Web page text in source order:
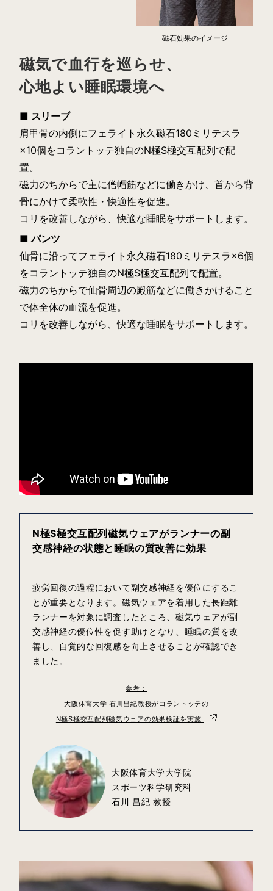
ショッピングカートを見る
磁石効果のイメージ
磁気で血行を巡らせ、
心地よい睡眠環境へ
■ スリーブ
肩甲骨の内側にフェライト永久磁石180ミリテスラ
×10個をコラントッテ独自のN極S極交互配列で配
置。
磁力のちからで主に僧帽筋などに働きかけ、首から背
骨にかけて柔軟性・快適性を促進。
コリを改善しながら、快適な睡眠をサポートします。
■ パンツ
仙骨に沿ってフェライト永久磁石180ミリテスラ×6個
をコラントッテ独自のN極S極交互配列で配置。
磁力のちからで仙骨周辺の殿筋などに働きかけること
で体全体の血流を促進。
コリを改善しながら、快適な睡眠をサポートします。
N極S極交互配列磁気ウェアがランナーの副
交感神経の状態と睡眠の質改善に効果
疲労回復の過程において副交感神経を優位にするこ
とが重要となります。磁気ウェアを着用した長距離
ランナーを対象に調査したところ、磁気ウェアが副
交感神経の優位性を促す助けとなり、睡眠の質を改
善し、自覚的な回復感を向上させることが確認でき
ました。
参考：
大阪体育大学 石川昌紀教授がコラントッテの
N極S極交互配列磁気ウェアの効果検証を実施
大阪体育大学大学院
スポーツ科学研究科
石川 昌紀 教授